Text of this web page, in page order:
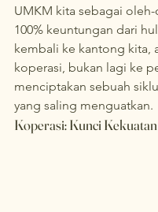
UMKM kita sebagai oleh-
100% keuntungan dari
kembali ke kantong kita,
koperasi, bukan lagi ke
menciptakan sebuah
yang saling menguatkan.
Koperasi: Kunci